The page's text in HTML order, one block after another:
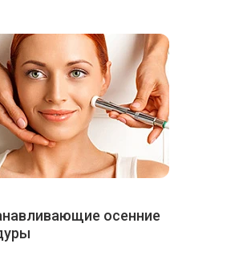
осенние